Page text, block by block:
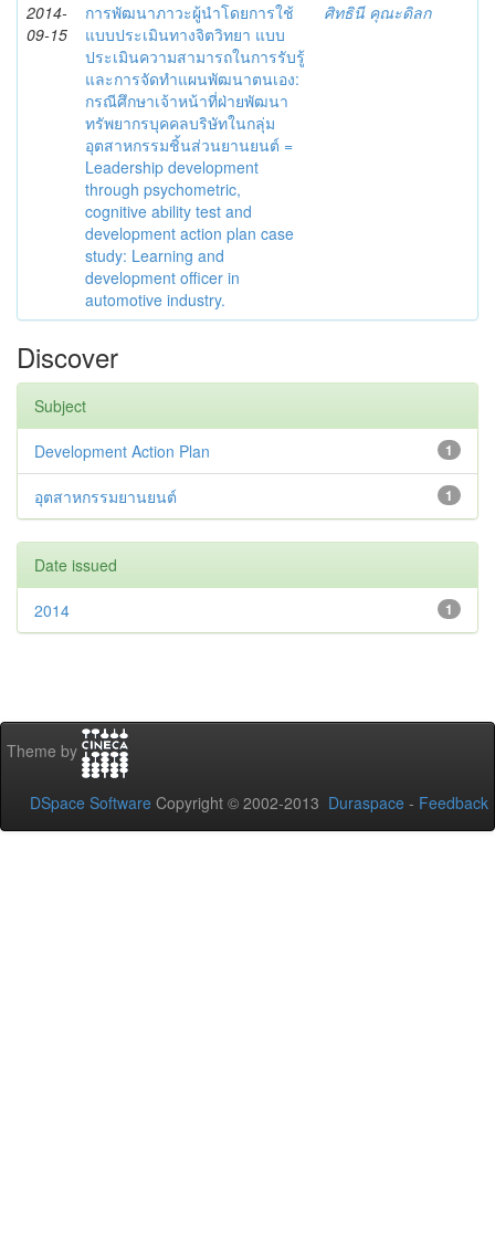
2014-
09-15
การพัฒนาภาวะผู้นำโดยการใช้
แบบประเมินทางจิตวิทยา แบบ
ประเมินความสามารถในการรับรู้
และการจัดทำแผนพัฒนาตนเอง:
กรณีศึกษาเจ้าหน้าที่ฝ่ายพัฒนา
ทรัพยากรบุคคลบริษัทในกลุ่ม
อุตสาหกรรมชิ้นส่วนยานยนต์ =
Leadership development
through psychometric,
cognitive ability test and
development action plan case
study: Learning and
development officer in
automotive industry.
ศิทธินี คุณะดิลก
Discover
Subject
1
Development Action Plan
1
อุตสาหกรรมยานยนต์
Date issued
1
2014
Theme by
DSpace Software Copyright © 2002-2013 Duraspace - Feedback